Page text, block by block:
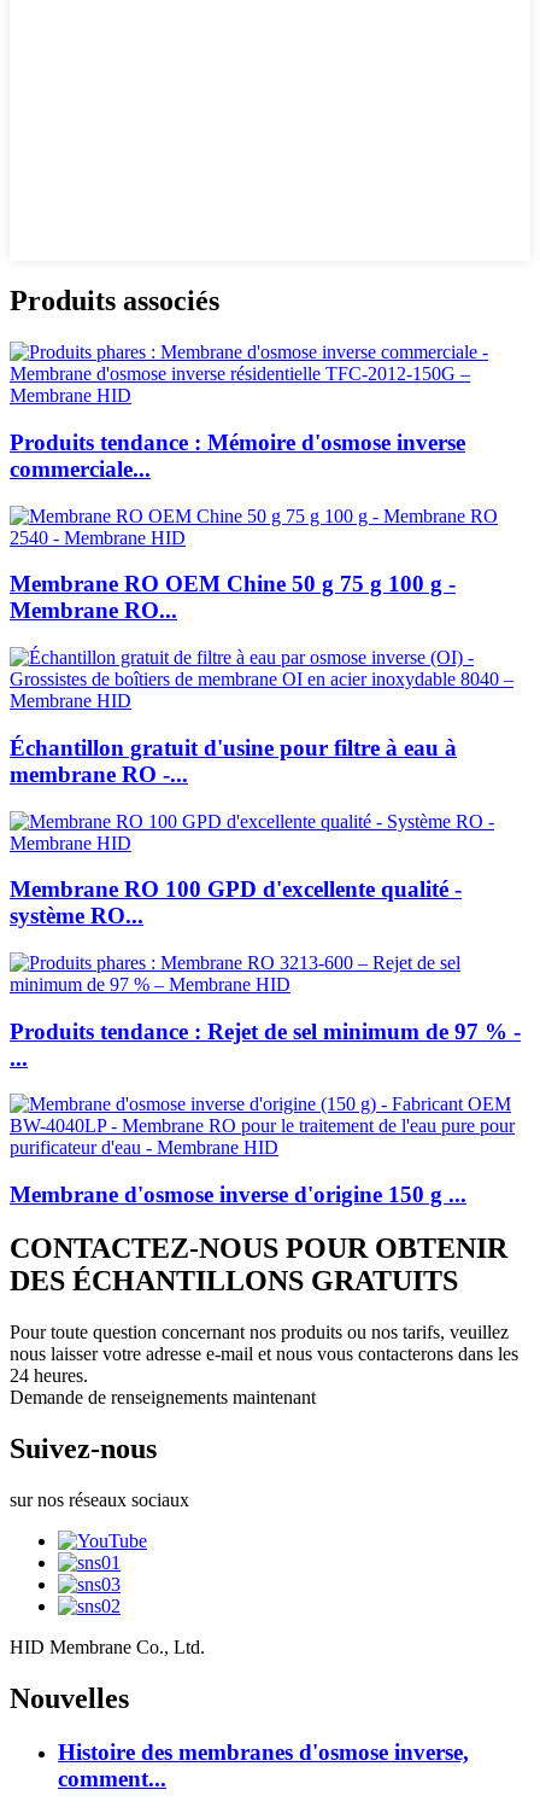
Produits associés
Produits tendance : Mémoire d'osmose inverse
commerciale...
Membrane RO OEM Chine 50 g 75 g 100 g -
Membrane RO...
Échantillon gratuit d'usine pour filtre à eau à
membrane RO -...
Membrane RO 100 GPD d'excellente qualité -
système RO...
Produits tendance : Rejet de sel minimum de 97 % -
...
Membrane d'osmose inverse d'origine 150 g ...
CONTACTEZ-NOUS POUR OBTENIR
DES ÉCHANTILLONS GRATUITS
Pour toute question concernant nos produits ou nos tarifs, veuillez
nous laisser votre adresse e-mail et nous vous contacterons dans les
24 heures.
Demande de renseignements maintenant
Suivez-nous
sur nos réseaux sociaux
HID Membrane Co., Ltd.
Nouvelles
Histoire des membranes d'osmose inverse,
comment...